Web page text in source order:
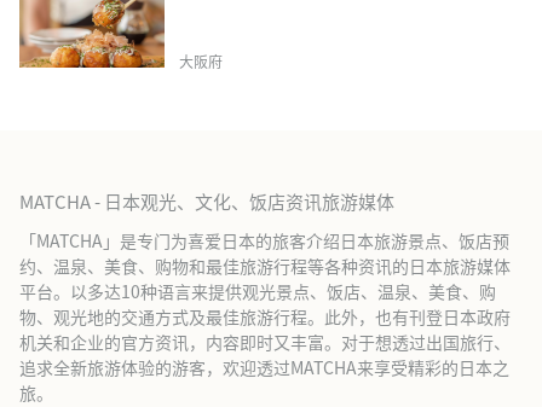
大阪府
MATCHA - 日本观光、文化、饭店资讯旅游媒体
「MATCHA」是专门为喜爱日本的旅客介绍日本旅游景点、饭店预
约、温泉、美食、购物和最佳旅游行程等各种资讯的日本旅游媒体
平台。以多达10种语言来提供观光景点、饭店、温泉、美食、购
物、观光地的交通方式及最佳旅游行程。此外，也有刊登日本政府
机关和企业的官方资讯，内容即时又丰富。对于想透过出国旅行、
追求全新旅游体验的游客，欢迎透过MATCHA来享受精彩的日本之
旅。